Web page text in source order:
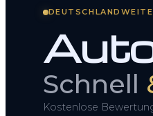
So funktioniert’s
Schnell
Kostenlose